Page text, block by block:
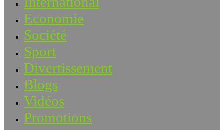
Economie
Société
Sport
Divertissement
Blogs
Vidéos
Promotions